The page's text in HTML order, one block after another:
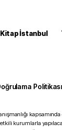
Kitap İstanbul
Politikası
kapsamında
kurumlarla